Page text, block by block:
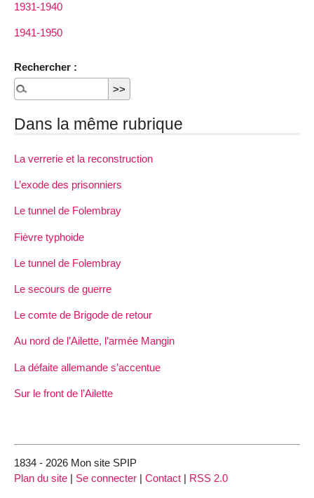
1931-1940
1941-1950
Rechercher :
Dans la même rubrique
La verrerie et la reconstruction
L’exode des prisonniers
Le tunnel de Folembray
Fièvre typhoide
Le tunnel de Folembray
Le secours de guerre
Le comte de Brigode de retour
Au nord de l’Ailette, l’armée Mangin
La défaite allemande s’accentue
Sur le front de l’Ailette
1834 - 2026 Mon site SPIP
Plan du site | Se connecter | Contact | RSS 2.0